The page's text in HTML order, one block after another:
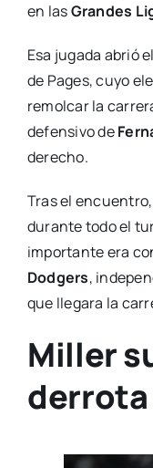
en lasGrandes
Esa jugada abrió
de Pages, cuyo
remolcar la
defensivo de
derecho.
Tras el
durante todo el
importante era
Dodgers,
que llegara la
Miller
derrota